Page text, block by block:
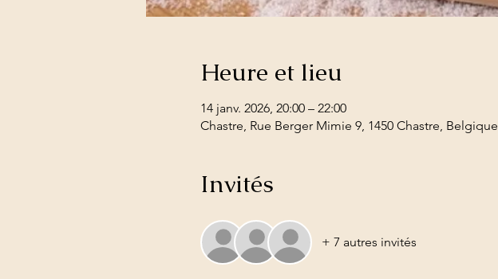
Heure et lieu
14 janv. 2026, 20:00 – 22:00
Chastre, Rue Berger Mimie 9, 1450 Chastre, Belgique
Invités
+ 7 autres invités